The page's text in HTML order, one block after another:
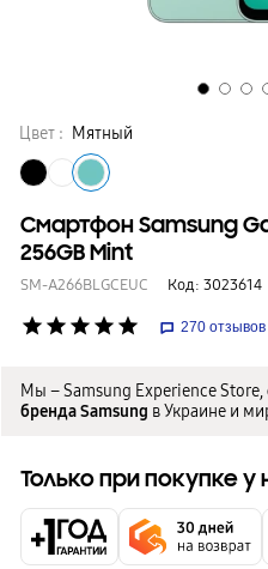
Цвет : Мятный
Смартфон Samsung
256GB Mint
SM-A266BLGCEUC Код: 3023614
star star star star star 270 отзывов
Мы – Samsung Experience Store,
бренда Samsung в Украине и
Только при покупке у